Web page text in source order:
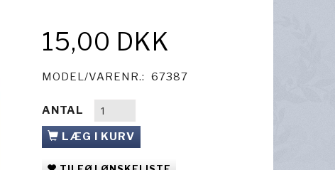
15,00 DKK
MODEL/VARENR.: 67387
ANTAL
LÆG I KURV